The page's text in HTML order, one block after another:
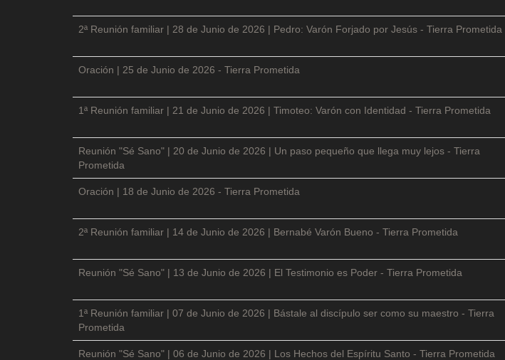
2ª Reunión familiar | 28 de Junio de 2026 | Pedro: Varón Forjado por Jesús - Tierra Prometida
Oración | 25 de Junio de 2026 - Tierra Prometida
1ª Reunión familiar | 21 de Junio de 2026 | Timoteo: Varón con Identidad - Tierra Prometida
Reunión "Sé Sano" | 20 de Junio de 2026 | Un paso pequeño que llega muy lejos - Tierra
Prometida
Oración | 18 de Junio de 2026 - Tierra Prometida
2ª Reunión familiar | 14 de Junio de 2026 | Bernabé Varón Bueno - Tierra Prometida
Reunión "Sé Sano" | 13 de Junio de 2026 | El Testimonio es Poder - Tierra Prometida
1ª Reunión familiar | 07 de Junio de 2026 | Bástale al discípulo ser como su maestro - Tierra
Prometida
Reunión "Sé Sano" | 06 de Junio de 2026 | Los Hechos del Espíritu Santo - Tierra Prometida